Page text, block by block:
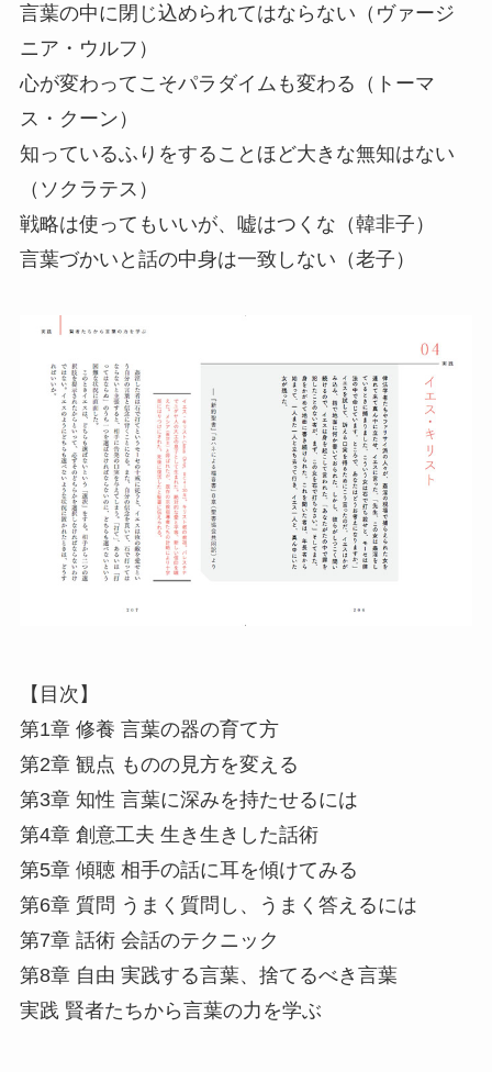
言葉の中に閉じ込められてはならない（ヴァージ
ニア・ウルフ）
心が変わってこそパラダイムも変わる（トーマ
ス・クーン）
知っているふりをすることほど大きな無知はない
（ソクラテス）
戦略は使ってもいいが、嘘はつくな（韓非子）
言葉づかいと話の中身は一致しない（老子）
【目次】
第1章 修養 言葉の器の育て方
第2章 観点 ものの見方を変える
第3章 知性 言葉に深みを持たせるには
第4章 創意工夫 生き生きした話術
第5章 傾聴 相手の話に耳を傾けてみる
第6章 質問 うまく質問し、うまく答えるには
第7章 話術 会話のテクニック
第8章 自由 実践する言葉、捨てるべき言葉
実践 賢者たちから言葉の力を学ぶ